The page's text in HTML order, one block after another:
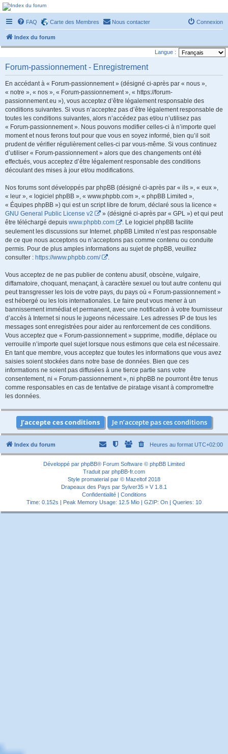
Forum-passionnement
Le forum des passionnés de trains miniature, de petites autos etc etc
FAQ Carte des Membres Nous contacter Connexion
Index du forum
Langue :
Forum-passionnement - Enregistrement
En accédant à « Forum-passionnement » (désigné ci-après par « nous »,
« notre », « nos », « Forum-passionnement », « https://forum-
passionnement.eu »), vous acceptez d’être légalement responsable des
conditions suivantes. Si vous n’acceptez pas d’être légalement responsable de
toutes les conditions suivantes, alors n’accédez pas et/ou n’utilisez pas
« Forum-passionnement ». Nous pouvons modifier celles-ci à n’importe quel
moment et nous ferons tout pour que vous en soyez informé, bien qu’il soit
prudent de vérifier régulièrement celles-ci par vous-même. Si vous continuez
d’utiliser « Forum-passionnement » alors que des changements ont été
effectués, vous acceptez d’être légalement responsable des conditions
découlant des mises à jour et/ou modifications.
Nos forums sont développés par phpBB (désigné ci-après par « ils », « eux »,
« leur », « logiciel phpBB », « www.phpbb.com », « phpBB Limited »,
« Équipes phpBB ») qui est un script libre de forum, déclaré sous la licence «
GNU General Public License v2
» (désigné ci-après par « GPL ») et qui peut
être téléchargé depuis www.phpbb.com
. Le logiciel phpBB facilite
seulement les discussions sur Internet. phpBB Limited n’est pas responsable
de ce que nous acceptons ou n’acceptons pas comme contenu ou conduite
permis. Pour de plus amples informations au sujet de phpBB, veuillez
consulter : https://www.phpbb.com/
Vous acceptez de ne pas publier de contenu abusif, obscène, vulgaire,
diffamatoire, choquant, menaçant, à caractère sexuel ou tout autre contenu qui
peut transgresser les lois de votre pays, du pays où « Forum-passionnement »
est hébergé ou les lois internationales. Le faire peut vous mener à un
bannissement immédiat et permanent, avec une notification à votre fournisseur
d’accès à Internet si nous le jugeons nécessaire. Les adresses IP de tous les
messages sont enregistrées pour aider au renforcement de ces conditions.
Vous acceptez que « Forum-passionnement » supprime, modifie, déplace ou
verrouille n’importe quel sujet lorsque nous estimons que cela est nécessaire.
En tant que membre, vous acceptez que toutes les informations que vous avez
saisies soient stockées dans notre base de données. Bien que ces
informations ne soient pas diffusées à une tierce partie sans votre
consentement, ni « Forum-passionnement », ni phpBB ne pourront être tenus
comme responsables en cas de tentative de piratage visant à compromettre
les données.
Index du forum Heures au format UTC+02:00
Développé par phpBB® Forum Software © phpBB Limited
Traduit par phpBB-fr.com
Style promaterial par © Mazeltof 2018
Drapeaux des Pays par Sylver35 » V 1.8.1
Confidentialité| Conditions
Time: 0.152s | Peak Memory Usage: 12.5 Mio | GZIP: On | Queries: 10